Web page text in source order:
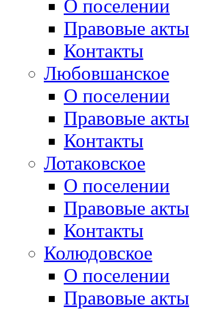
О поселении
Правовые акты
Контакты
Любовшанское
О поселении
Правовые акты
Контакты
Лотаковское
О поселении
Правовые акты
Контакты
Колюдовское
О поселении
Правовые акты